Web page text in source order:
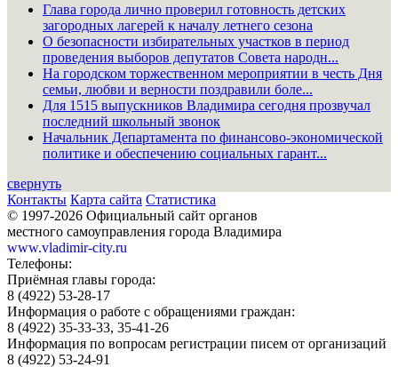
Глава города лично проверил готовность детских
загородных лагерей к началу летнего сезона
О безопасности избирательных участков в период
проведения выборов депутатов Совета народн...
На городском торжественном мероприятии в честь Дня
семьи, любви и верности поздравили боле...
Для 1515 выпускников Владимира сегодня прозвучал
последний школьный звонок
Начальник Департамента по финансово-экономической
политике и обеспечению социальных гарант...
свернуть
Контакты Карта сайта Статистика
© 1997-2026 Официальный сайт органов
местного самоуправления города Владимира
www.vladimir-city.ru
Телефоны:
Приёмная главы города:
8 (4922) 53-28-17
Информация о работе с обращениями граждан:
8 (4922) 35-33-33, 35-41-26
Информация по вопросам регистрации писем от организаций
8 (4922) 53-24-91